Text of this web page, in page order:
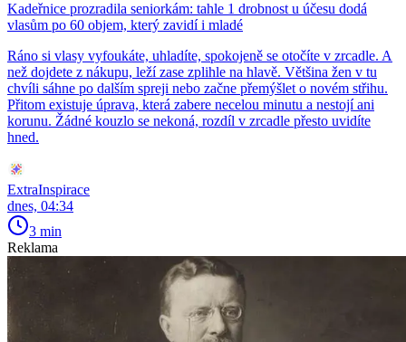
Kadeřnice prozradila seniorkám: tahle 1 drobnost u účesu dodá
vlasům po 60 objem, který zavidí i mladé
Ráno si vlasy vyfoukáte, uhladíte, spokojeně se otočíte v zrcadle. A
než dojdete z nákupu, leží zase zplihle na hlavě. Většina žen v tu
chvíli sáhne po dalším spreji nebo začne přemýšlet o novém střihu.
Přitom existuje úprava, která zabere necelou minutu a nestojí ani
korunu. Žádné kouzlo se nekoná, rozdíl v zrcadle přesto uvidíte
hned.
ExtraInspirace
dnes, 04:34
3 min
Reklama